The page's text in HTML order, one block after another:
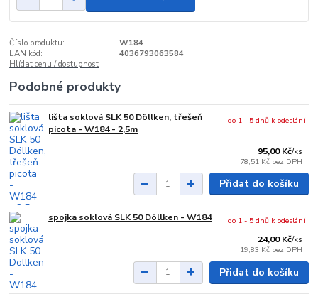
Číslo produktu:
W184
EAN kód:
4036793063584
Hlídat cenu / dostupnost
Podobné produkty
lišta soklová SLK 50 Döllken, třešeň
picota - W184 - 2,5m
95,00 Kč/ks
78,51 Kč bez DPH
do 1 - 5 dnů k odeslání
Přidat do košíku
spojka soklová SLK 50 Döllken - W184
24,00 Kč/ks
19,83 Kč bez DPH
do 1 - 5 dnů k odeslání
Přidat do košíku